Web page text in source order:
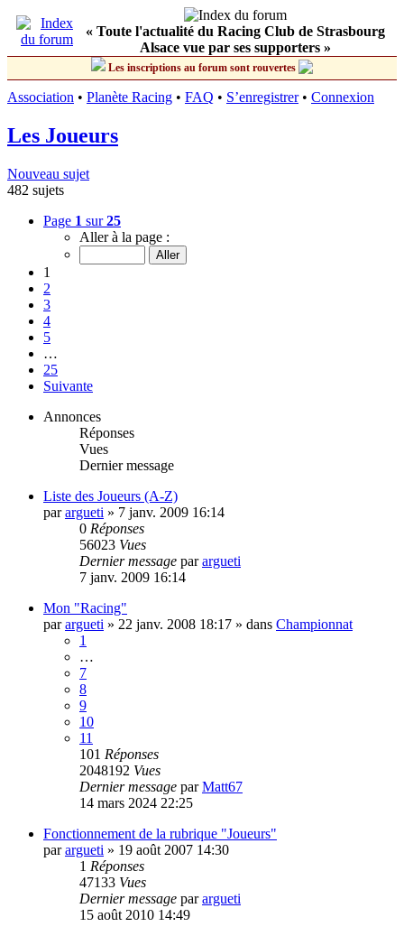
« Toute l'actualité du Racing Club de Strasbourg
Alsace vue par ses supporters »
Les inscriptions au forum sont rouvertes
Association • Planète Racing • FAQ • S’enregistrer• Connexion
Les Joueurs
Nouveau sujet
482 sujets
Page 1 sur25
Aller à la page :
1
2
3
4
5
…
25
Suivante
Annonces
Réponses
Vues
Dernier message
Liste des Joueurs (A-Z)
parargueti » 7 janv. 2009 16:14
0 Réponses
56023 Vues
Dernier message parargueti
7 janv. 2009 16:14
Mon "Racing"
parargueti » 22 janv. 2008 18:17 » dans Championnat
1
…
7
8
9
10
11
101 Réponses
2048192 Vues
Dernier message parMatt67
14 mars 2024 22:25
Fonctionnement de la rubrique "Joueurs"
parargueti » 19 août 2007 14:30
1 Réponses
47133 Vues
Dernier message parargueti
15 août 2010 14:49